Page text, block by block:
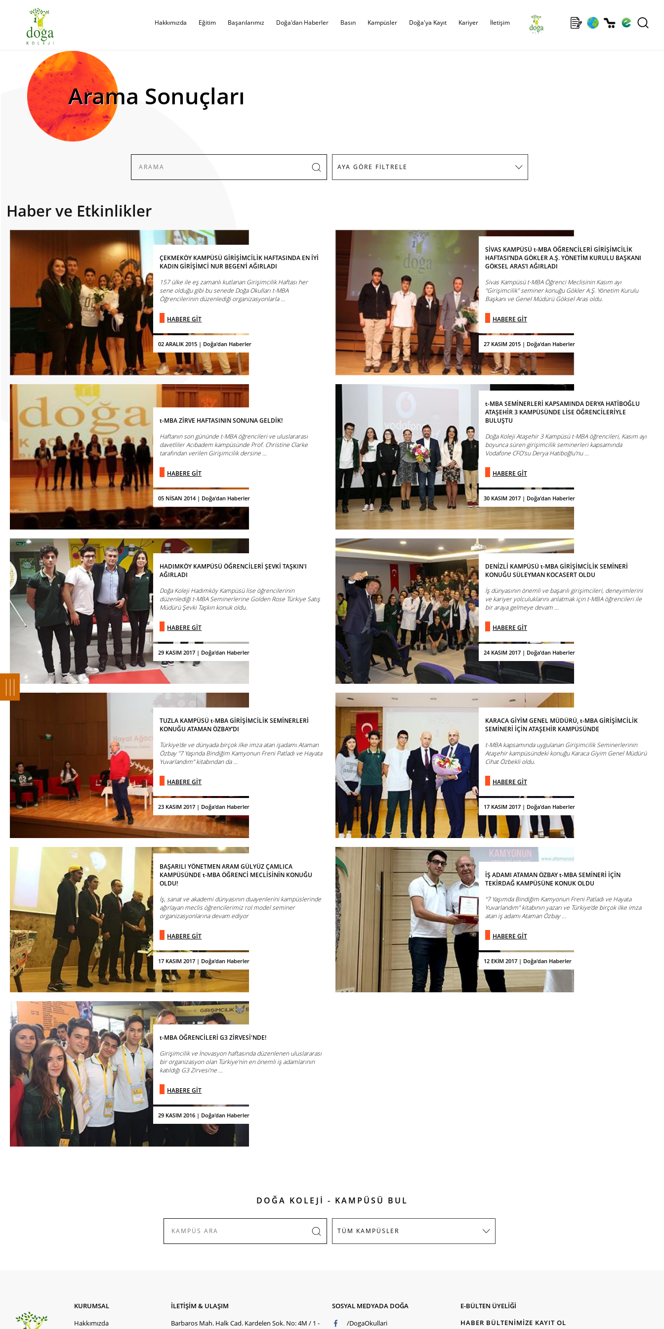
Hakkımızda Eğitim Başarılarımız Doğa'dan Haberler Basın Kampüsler Doğa'ya Kayıt Kariyer İletişim
Arama Sonuçları
Haber ve Etkinlikler
02 ARALIK 2015 | Doğa'dan Haberler
ÇEKMEKÖY KAMPÜSÜ GİRİŞİMCİLİK HAFTASINDA EN İYİ
KADIN GİRİŞİMCİ NUR BEGEN’İ AĞIRLADI
157 ülke ile eş zamanlı kutlanan Girişimcilik Haftası her
sene olduğu gibi bu senede Doğa Okulları t-MBA
Öğrencilerinin düzenlediği organizasyonlarla ...
HABERE GİT
27 KASIM 2015 | Doğa'dan Haberler
SİVAS KAMPÜSÜ t-MBA ÖĞRENCİLERİ GİRİŞİMCİLİK
HAFTASI’NDA GÖKLER A.Ş. YÖNETİM KURULU BAŞKANI
GÖKSEL ARAS’I AĞIRLADI
Sivas Kampüsü t-MBA Öğrenci Meclisinin Kasım ayı
‘’Girişimcilik’’ seminer konuğu Gökler A.Ş. Yönetim Kurulu
Başkanı ve Genel Müdürü Göksel Aras oldu.
HABERE GİT
05 NİSAN 2014 | Doğa'dan Haberler
t-MBA ZİRVE HAFTASININ SONUNA GELDİK!
Haftanın son gününde t-MBA öğrencileri ve uluslararası
davetliler Acıbadem kampüsünde Prof. Christine Clarke
tarafından verilen Girişimcilik dersine ...
HABERE GİT
30 KASIM 2017 | Doğa'dan Haberler
t-MBA SEMİNERLERİ KAPSAMINDA DERYA HATİBOĞLU
ATAŞEHİR 3 KAMPÜSÜNDE LİSE ÖĞRENCİLERİYLE
BULUŞTU
Doğa Koleji Ataşehir 3 Kampüsü t-MBA öğrencileri, Kasım ayı
boyunca süren girişimcilik seminerleri kapsamında
Vodafone CFO’su Derya Hatiboğlu'nu ...
HABERE GİT
29 KASIM 2017 | Doğa'dan Haberler
HADIMKÖY KAMPÜSÜ ÖĞRENCİLERİ ŞEVKİ TAŞKIN'I
AĞIRLADI
Doğa Koleji Hadımköy Kampüsü lise öğrencilerinin
düzenlediği t-MBA Seminerlerine Golden Rose Türkiye Satış
Müdürü Şevki Taşkın konuk oldu.
HABERE GİT
24 KASIM 2017 | Doğa'dan Haberler
DENİZLİ KAMPÜSÜ t-MBA GİRİŞİMCİLİK SEMİNERİ
KONUĞU SÜLEYMAN KOCASERT OLDU
İş dünyasının önemli ve başarılı girişimcileri, deneyimlerini
ve kariyer yolculuklarını anlatmak için t-MBA öğrencileri ile
bir araya gelmeye devam ...
HABERE GİT
23 KASIM 2017 | Doğa'dan Haberler
TUZLA KAMPÜSÜ t-MBA GİRİŞİMCİLİK SEMİNERLERİ
KONUĞU ATAMAN ÖZBAY’DI
Türkiye'de ve dünyada birçok ilke imza atan işadamı Ataman
Özbay "7 Yaşında Bindiğim Kamyonun Freni Patladı ve Hayata
Yuvarlandım" kitabından da ...
HABERE GİT
17 KASIM 2017 | Doğa'dan Haberler
KARACA GİYİM GENEL MÜDÜRÜ, t-MBA GİRİŞİMCİLİK
SEMİNERİ İÇİN ATAŞEHİR KAMPÜSÜNDE
t-MBA kapsamında uygulanan Girişimcilik Seminerlerinin
Ataşehir kampüsündeki konuğu Karaca Giyim Genel Müdürü
Cihat Özbekli oldu.
HABERE GİT
17 KASIM 2017 | Doğa'dan Haberler
BAŞARILI YÖNETMEN ARAM GÜLYÜZ ÇAMLICA
KAMPÜSÜNDE t-MBA ÖĞRENCİ MECLİSİNİN KONUĞU
OLDU!
İş, sanat ve akademi dünyasının duayenlerini kampüslerinde
ağırlayan meclis öğrencilerimiz rol model seminer
organizasyonlarına devam ediyor
HABERE GİT
12 EKİM 2017 | Doğa'dan Haberler
İŞ ADAMI ATAMAN ÖZBAY t-MBA SEMİNERİ İÇİN
TEKİRDAĞ KAMPÜSÜNE KONUK OLDU
“7 Yaşımda Bindiğim Kamyonun Freni Patladı ve Hayata
Yuvarlandım" kitabının yazarı ve Türkiye'de birçok ilke imza
atan iş adamı Ataman Özbay ...
HABERE GİT
29 KASIM 2016 | Doğa'dan Haberler
t-MBA ÖĞRENCİLERİ G3 ZİRVESİ'NDE!
Girişimcilik ve İnovasyon haftasında düzenlenen uluslararası
bir organizasyon olan Türkiye’nin en önemli iş adamlarının
katıldığı G3 Zirvesi’ne ...
HABERE GİT
DOĞA KOLEJİ - KAMPÜSÜ BUL
KURUMSAL
Hakkımızda
İLETİŞİM & ULAŞIM
Barbaros Mah. Halk Cad. Kardelen Sok. No: 4M / 1 -
SOSYAL MEDYADA DOĞA
/DogaOkullari
E-BÜLTEN ÜYELİĞİ
HABER BÜLTENİMİZE KAYIT OL